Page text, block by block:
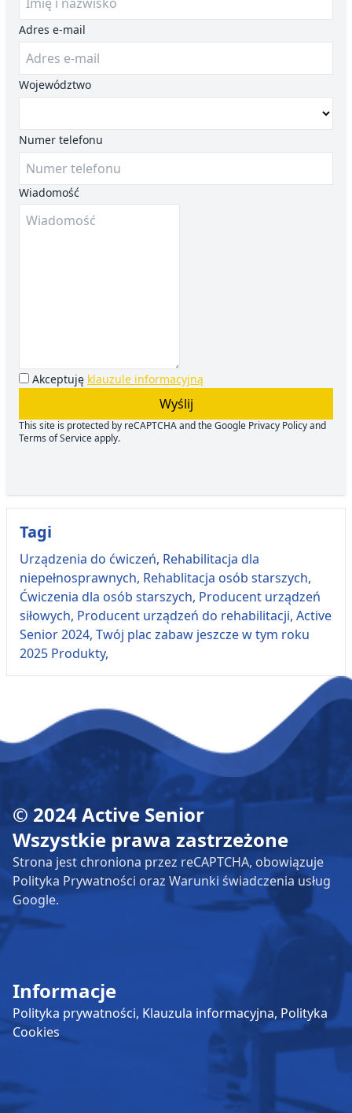
Adres e-mail
Województwo
Numer telefonu
Wiadomość
Akceptuję klauzule informacyjną
Wyślij
This site is protected by reCAPTCHA and the Google Privacy Policyand
Terms of Serviceapply.
Tagi
Urządzenia do ćwiczeń, Rehabilitacja dla
niepełnosprawnych, Rehablitacja osób starszych,
Ćwiczenia dla osób starszych, Producent urządzeń
siłowych, Producent urządzeń do rehabilitacji, Active
Senior 2024, Twój plac zabaw jeszcze w tym roku
2025 Produkty,
© 2024 Active Senior
Wszystkie prawa zastrzeżone
Strona jest chroniona przez reCAPTCHA, obowiązuje
Polityka Prywatności oraz Warunki świadczenia usług
Google.
Informacje
Polityka prywatności, Klauzula informacyjna, Polityka
Cookies